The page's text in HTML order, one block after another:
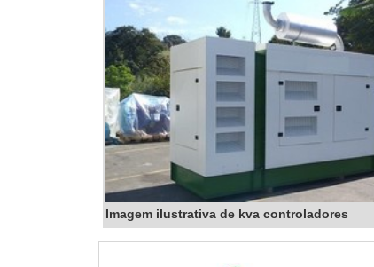
Imagem ilustrativa de kva controladores